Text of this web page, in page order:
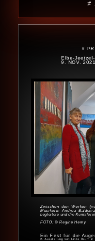
⧣
#
Elbe-
9. NOV.
Zwischen den Werken
Musikerin Andrea
begleitete und die
FOTO: © Regine Henry
Ein Fest für die
2. Ausstellung von Linde Daum